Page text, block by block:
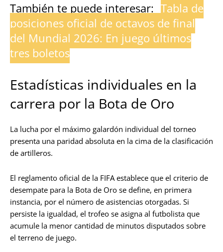
También te puede interesar: Tabla de
posiciones oficial de octavos de final
del Mundial 2026: En juego últimos
tres boletos
Estadísticas individuales en la
carrera por la Bota de Oro
La lucha por el máximo galardón individual del torneo
presenta una paridad absoluta en la cima de la clasificación
de artilleros.
El reglamento oficial de la FIFA establece que el criterio de
desempate para la Bota de Oro se define, en primera
instancia, por el número de asistencias otorgadas. Si
persiste la igualdad, el trofeo se asigna al futbolista que
acumule la menor cantidad de minutos disputados sobre
el terreno de juego.